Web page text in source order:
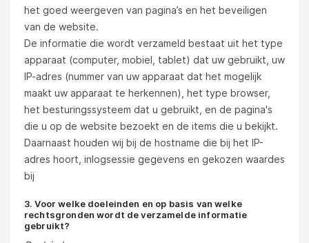
het goed weergeven van pagina’s en het beveiligen
van de website.
De informatie die wordt verzameld bestaat uit het type
apparaat (computer, mobiel, tablet) dat uw gebruikt, uw
IP-adres (nummer van uw apparaat dat het mogelijk
maakt uw apparaat te herkennen), het type browser,
het besturingssysteem dat u gebruikt, en de pagina's
die u op de website bezoekt en de items die u bekijkt.
Daarnaast houden wij bij de hostname die bij het IP-
adres hoort, inlogsessie gegevens en gekozen waardes
bij
3. Voor welke doeleinden en op basis van welke
rechtsgronden wordt de verzamelde informatie
gebruikt?